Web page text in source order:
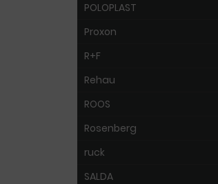
POLOPLAST
Proxon
R+F
Rehau
ROOS
Rosenberg
ruck
SALDA